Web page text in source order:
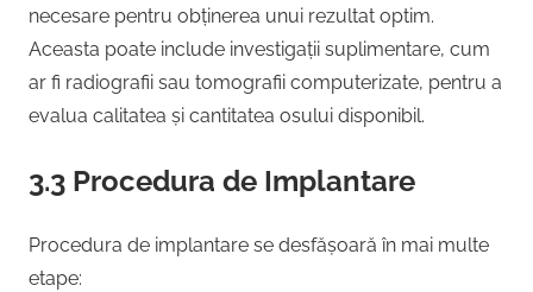
necesare pentru obținerea unui rezultat optim.
Aceasta poate include investigații suplimentare, cum
ar fi radiografii sau tomografii computerizate, pentru a
evalua calitatea și cantitatea osului disponibil.
3.3 Procedura de Implantare
Procedura de implantare se desfășoară în mai multe
etape: